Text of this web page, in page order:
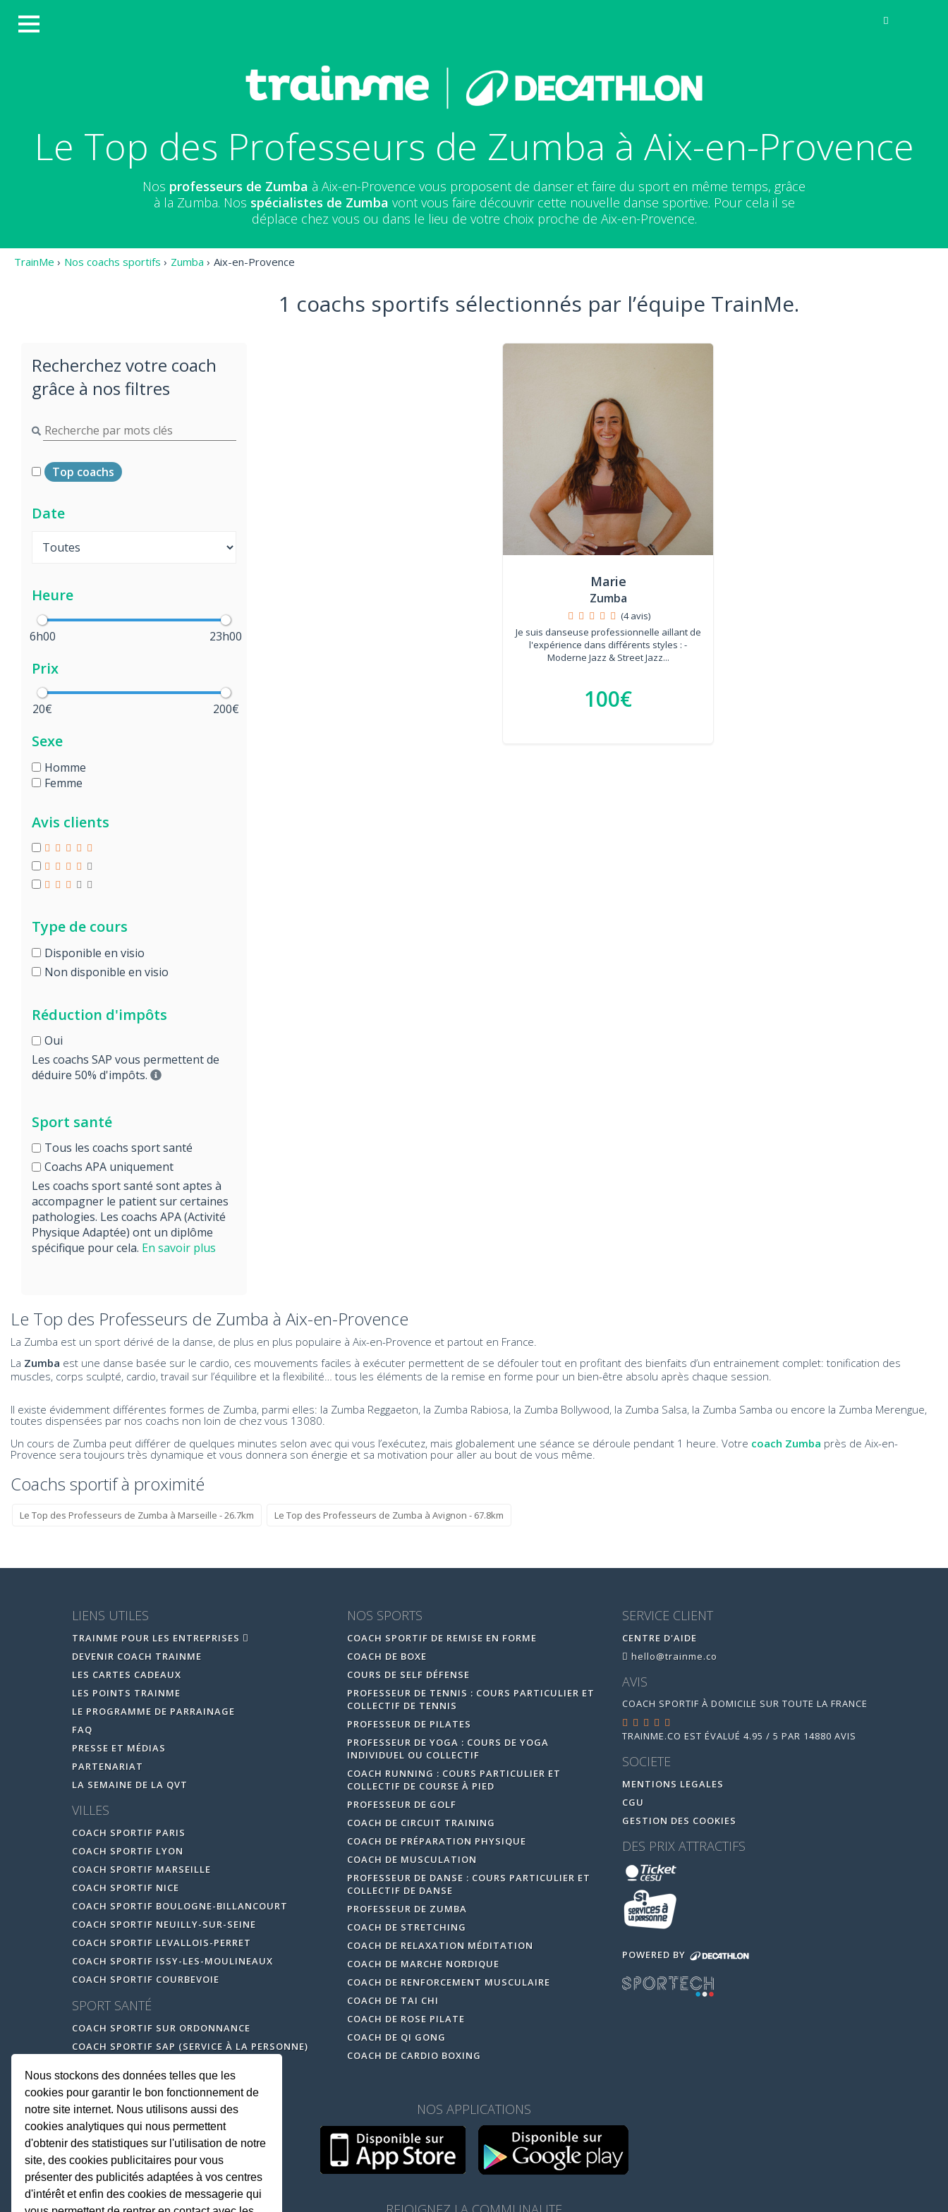
Le Top des Professeurs de Zumba à Aix-en-Provence
Nos professeurs de Zumba à Aix-en-Provence vous proposent de danser et faire du sport en même temps, grâce
à la Zumba. Nos spécialistes de Zumba vont vous faire découvrir cette nouvelle danse sportive. Pour cela il se
déplace chez vous ou dans le lieu de votre choix proche de Aix-en-Provence.
TrainMe › Nos coachs sportifs › Zumba › Aix-en-Provence
Recherchez votre coach
grâce à nos filtres
Top coachs
Date
Heure
6h00 23h00
Prix
20€ 200€
Sexe
Homme
Femme
Avis clients
Type de cours
Disponible en visio
Non disponible en visio
Réduction d'impôts
Oui
Les coachs SAP vous permettent de
déduire 50% d'impôts.
Sport santé
Tous les coachs sport santé
Coachs APA uniquement
Les coachs sport santé sont aptes à
accompagner le patient sur certaines
pathologies. Les coachs APA (Activité
Physique Adaptée) ont un diplôme
spécifique pour cela. En savoir plus
1 coachs sportifs sélectionnés par l’équipe TrainMe.
Marie
Zumba
(4 avis)
Je suis danseuse professionnelle aillant de
l'expérience dans différents styles : -
Moderne Jazz & Street Jazz...
100€
Le Top des Professeurs de Zumba à Aix-en-Provence
La Zumba est un sport dérivé de la danse, de plus en plus populaire à Aix-en-Provence et partout en France.
La Zumba est une danse basée sur le cardio, ces mouvements faciles à exécuter permettent de se défouler tout en profitant des bienfaits d’un entrainement complet: tonification des
muscles, corps sculpté, cardio, travail sur l’équilibre et la flexibilité… tous les éléments de la remise en forme pour un bien-être absolu après chaque session.
Il existe évidemment différentes formes de Zumba, parmi elles: la Zumba Reggaeton, la Zumba Rabiosa, la Zumba Bollywood, la Zumba Salsa, la Zumba Samba ou encore la Zumba Merengue,
toutes dispensées par nos coachs non loin de chez vous 13080.
Un cours de Zumba peut différer de quelques minutes selon avec qui vous l’exécutez, mais globalement une séance se déroule pendant 1 heure. Votre coach Zumba près de Aix-en-
Provence sera toujours très dynamique et vous donnera son énergie et sa motivation pour aller au bout de vous même.
Coachs sportif à proximité
Le Top des Professeurs de Zumba à Marseille - 26.7km Le Top des Professeurs de Zumba à Avignon - 67.8km
LIENS UTILES
TRAINME POUR LES ENTREPRISES
DEVENIR COACH TRAINME
LES CARTES CADEAUX
LES POINTS TRAINME
LE PROGRAMME DE PARRAINAGE
FAQ
PRESSE ET MÉDIAS
PARTENARIAT
LA SEMAINE DE LA QVT
VILLES
COACH SPORTIF PARIS
COACH SPORTIF LYON
COACH SPORTIF MARSEILLE
COACH SPORTIF NICE
COACH SPORTIF BOULOGNE-BILLANCOURT
COACH SPORTIF NEUILLY-SUR-SEINE
COACH SPORTIF LEVALLOIS-PERRET
COACH SPORTIF ISSY-LES-MOULINEAUX
COACH SPORTIF COURBEVOIE
SPORT SANTÉ
COACH SPORTIF SUR ORDONNANCE
COACH SPORTIF SAP (SERVICE À LA PERSONNE)
NOS SPORTS
COACH SPORTIF DE REMISE EN FORME
COACH DE BOXE
COURS DE SELF DÉFENSE
PROFESSEUR DE TENNIS : COURS PARTICULIER ET
COLLECTIF DE TENNIS
PROFESSEUR DE PILATES
PROFESSEUR DE YOGA : COURS DE YOGA
INDIVIDUEL OU COLLECTIF
COACH RUNNING : COURS PARTICULIER ET
COLLECTIF DE COURSE À PIED
PROFESSEUR DE GOLF
COACH DE CIRCUIT TRAINING
COACH DE PRÉPARATION PHYSIQUE
COACH DE MUSCULATION
PROFESSEUR DE DANSE : COURS PARTICULIER ET
COLLECTIF DE DANSE
PROFESSEUR DE ZUMBA
COACH DE STRETCHING
COACH DE RELAXATION MÉDITATION
COACH DE MARCHE NORDIQUE
COACH DE RENFORCEMENT MUSCULAIRE
COACH DE TAI CHI
COACH DE ROSE PILATE
COACH DE QI GONG
COACH DE CARDIO BOXING
SERVICE CLIENT
CENTRE D'AIDE
hello@trainme.co
AVIS
COACH SPORTIF À DOMICILE SUR TOUTE LA FRANCE
TRAINME.CO EST ÉVALUÉ 4.95 / 5 PAR 14880 AVIS
SOCIETE
MENTIONS LEGALES
CGU
GESTION DES COOKIES
DES PRIX ATTRACTIFS
POWERED BY
NOS APPLICATIONS
Nous stockons des données telles que les
cookies pour garantir le bon fonctionnement de
notre site internet. Nous utilisons aussi des
cookies analytiques qui nous permettent
d'obtenir des statistiques sur l'utilisation de notre
site, des cookies publicitaires pour vous
présenter des publicités adaptées à vos centres
d'intérêt et enfin des cookies de messagerie qui